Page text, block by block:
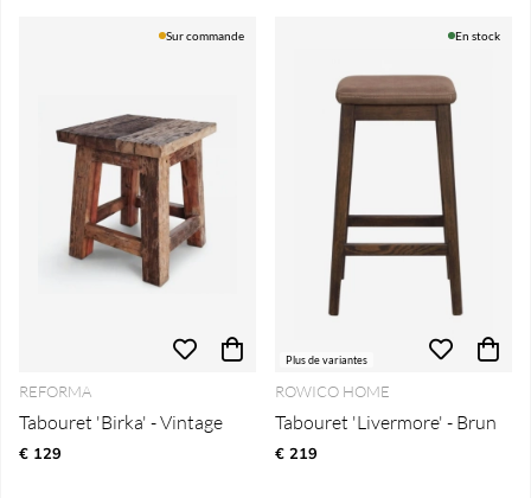
Sur commande
REFORMA
Tabouret 'Birka' - Vintage
€ 129
Plus de variantes
En stock
ROWICO HOME
Tabouret 'Livermore' - Brun
€ 219